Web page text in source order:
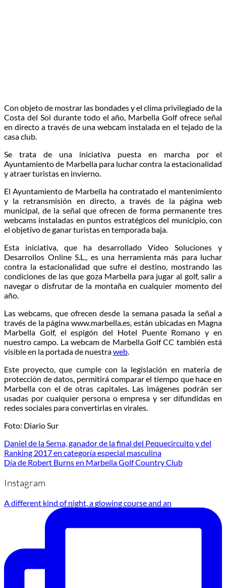
Con objeto de mostrar las bondades y el clima privilegiado de la
Costa del Sol durante todo el año, Marbella Golf ofrece señal
en directo a través de una webcam instalada en el tejado de la
casa club.
Se trata de una iniciativa puesta en marcha por el
Ayuntamiento de Marbella para luchar contra la estacionalidad
y atraer turistas en invierno.
El Ayuntamiento de Marbella ha contratado el mantenimiento
y la retransmisión en directo, a través de la página web
municipal, de la señal que ofrecen de forma permanente tres
webcams instaladas en puntos estratégicos del municipio, con
el objetivo de ganar turistas en temporada baja.
Esta iniciativa, que ha desarrollado Vídeo Soluciones y
Desarrollos Online S.L., es una herramienta más para luchar
contra la estacionalidad que sufre el destino, mostrando las
condiciones de las que goza Marbella para jugar al golf, salir a
navegar o disfrutar de la montaña en cualquier momento del
año.
Las webcams, que ofrecen desde la semana pasada la señal a
través de la página www.marbella.es, están ubicadas en Magna
Marbella Golf, el espigón del Hotel Puente Romano y en
nuestro campo. La webcam de Marbella Golf CC también está
visible en la portada de nuestraweb.
Este proyecto, que cumple con la legislación en materia de
protección de datos, permitirá comparar el tiempo que hace en
Marbella con el de otras capitales. Las imágenes podrán ser
usadas por cualquier persona o empresa y ser difundidas en
redes sociales para convertirlas en virales.
Foto: Diario Sur
Daniel de la Serna, ganador de la final del Pequecircuito y del
Ranking 2017 en categoría especial masculina
Día de Robert Burns en Marbella Golf Country Club
Instagram
A different kind of night, a glowing course and an